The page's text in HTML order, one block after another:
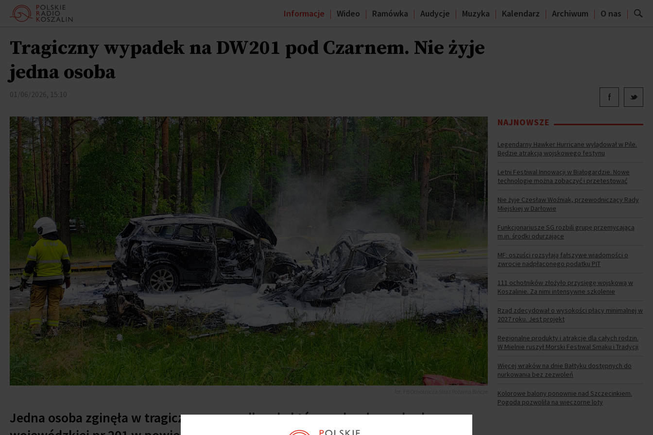
Informacje Wideo Ramówka Audycje Muzyka Kalendarz Archiwum O nas
Tragiczny wypadek na DW201 pod Czarnem. Nie żyje
jedna osoba
01/06/2026, 15:10
Jedna osoba zginęła w tragicznym wypadku, do którego doszło na drodze
NAJNOWSZE
Legendarny Hawker Hurricane wylądował w Pile.
Będzie atrakcją wojskowego festynu
Letni Festiwal Innowacji w Białogardzie. Nowe
technologie można zobaczyć i przetestować
Nie żyje Czesław Woźniak, przewodniczący Rady
Miejskiej w Darłowie
Funkcjonariusze SG rozbili grupę przemycającą
m.in. środki odurzające
MF: oszuści rozsyłają fałszywe wiadomości o
zwrocie nadpłaconego podatku PIT
111 ochotników złożyło przysięgę wojskową w
Koszalinie. Za nimi intensywne szkolenie
Rząd zdecydował o wysokości płacy minimalnej w
2027 roku. Jest projekt
Regionalne produkty i atrakcje dla całych rodzin.
W Mielnie ruszył Morski Festiwal Smaku i Tradycji
Więcej wraków na dnie Bałtyku dostępnych do
nurkowania bez zezwoleń
Kolorowe balony ponownie nad Szczecinkiem.
Pogoda pozwoliła na wieczorne loty